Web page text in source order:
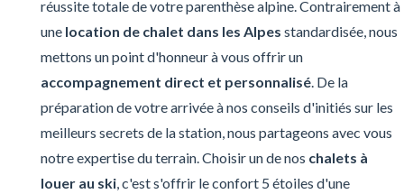
réussite totale de votre parenthèse alpine. Contrairement à
une location de chalet dans les Alpes standardisée, nous
mettons un point d'honneur à vous offrir un
accompagnement direct et personnalisé. De la
préparation de votre arrivée à nos conseils d'initiés sur les
meilleurs secrets de la station, nous partageons avec vous
notre expertise du terrain. Choisir un de nos chalets à
louer au ski, c'est s'offrir le confort 5 étoiles d'une